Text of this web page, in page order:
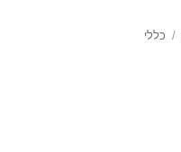
קטגוריות
כללי